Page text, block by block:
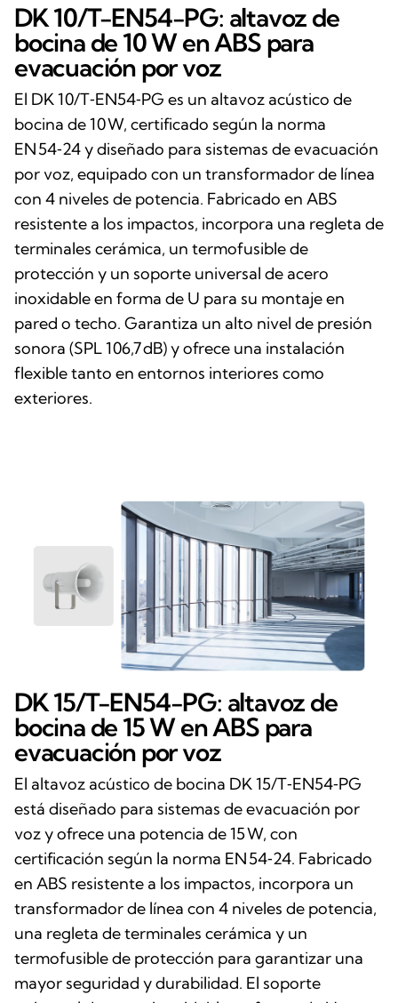
DK 10/T-EN54-PG: altavoz de
bocina de 10 W en ABS para
evacuación por voz
El DK 10/T‑EN54‑PG es un altavoz acústico de
bocina de 10 W, certificado según la norma
EN 54‑24 y diseñado para sistemas de evacuación
por voz, equipado con un transformador de línea
con 4 niveles de potencia. Fabricado en ABS
resistente a los impactos, incorpora una regleta de
terminales cerámica, un termofusible de
protección y un soporte universal de acero
inoxidable en forma de U para su montaje en
pared o techo. Garantiza un alto nivel de presión
sonora (SPL 106,7 dB) y ofrece una instalación
flexible tanto en entornos interiores como
exteriores.
DK 15/T-EN54-PG: altavoz de
bocina de 15 W en ABS para
evacuación por voz
El altavoz acústico de bocina DK 15/T‑EN54‑PG
está diseñado para sistemas de evacuación por
voz y ofrece una potencia de 15 W, con
certificación según la norma EN 54‑24. Fabricado
en ABS resistente a los impactos, incorpora un
transformador de línea con 4 niveles de potencia,
una regleta de terminales cerámica y un
termofusible de protección para garantizar una
mayor seguridad y durabilidad. El soporte